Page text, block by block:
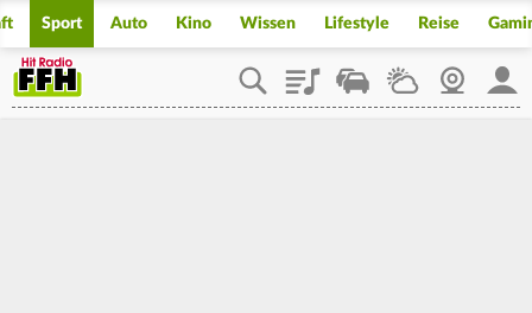
Sport Auto Kino Wissen Lifestyle Reise
PlaylistStaupilotWetterWebcam